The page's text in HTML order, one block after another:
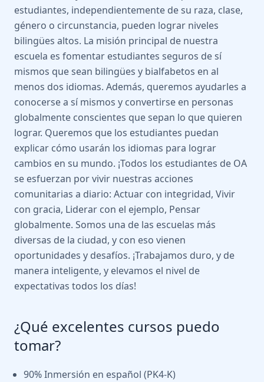
estudiantes, independientemente de su raza, clase,
género o circunstancia, pueden lograr niveles
bilingües altos. La misión principal de nuestra
escuela es fomentar estudiantes seguros de sí
mismos que sean bilingües y bialfabetos en al
menos dos idiomas. Además, queremos ayudarles a
conocerse a sí mismos y convertirse en personas
globalmente conscientes que sepan lo que quieren
lograr. Queremos que los estudiantes puedan
explicar cómo usarán los idiomas para lograr
cambios en su mundo. ¡Todos los estudiantes de OA
se esfuerzan por vivir nuestras acciones
comunitarias a diario: Actuar con integridad, Vivir
con gracia, Liderar con el ejemplo, Pensar
globalmente. Somos una de las escuelas más
diversas de la ciudad, y con eso vienen
oportunidades y desafíos. ¡Trabajamos duro, y de
manera inteligente, y elevamos el nivel de
expectativas todos los días!
¿Qué excelentes cursos puedo
tomar?
90% Inmersión en español (PK4-K)